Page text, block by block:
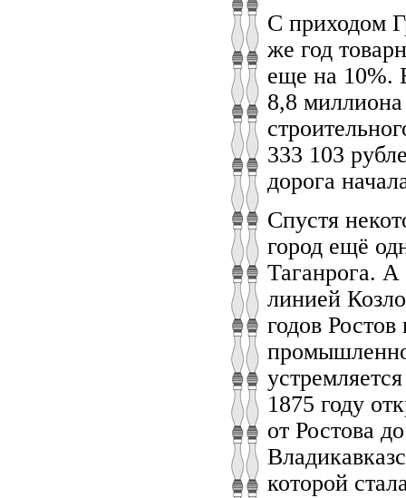
С приходом
же год
еще на 10%.
8,8 миллиона
333 103
дорога
Спустя
город ещё
Таганрога. А
линией
годов
1875 году
от Ростова
которой